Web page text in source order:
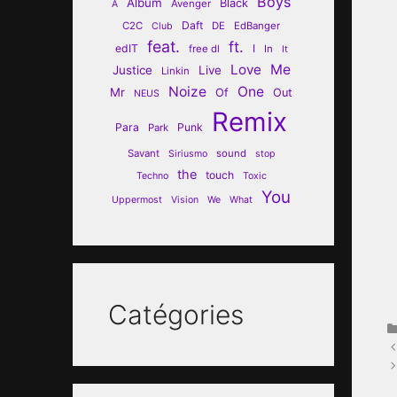
A Avenger Black
C2C Club Daft DE EdBanger
edIT feat. free dl ft. I In It
Justice Linkin Live Love Me
Mr NEUS Noize Of One Out
Para Park Punk Remix
Savant Siriusmo sound
stop
Techno
the touch Toxic
Uppermost Vision We What You
Catégories